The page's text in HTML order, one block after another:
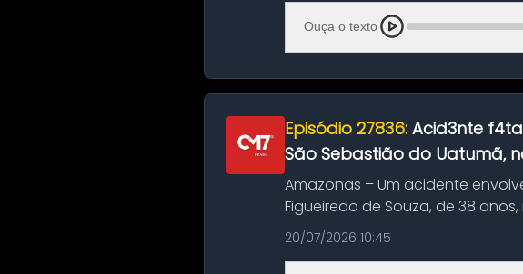
Ouça o texto
Episódio 27836: Acid3nte
São Sebastião do Uatumã,
Amazonas – Um acidente
Figueiredo de Souza, de 38
Amazonas. A colisão ocorreu n...
20/07/2026 10:45